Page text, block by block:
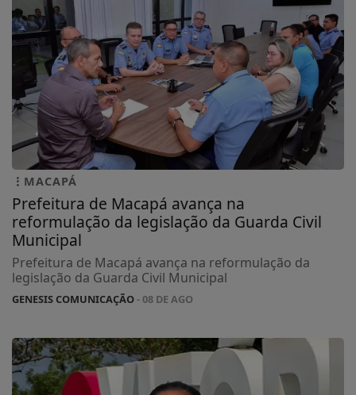
MACAPÁ
Prefeitura de Macapá avança na
reformulação da legislação da Guarda Civil
Municipal
Prefeitura de Macapá avança na reformulação da
legislação da Guarda Civil Municipal
GENESIS COMUNICAÇÃO- 08 DE AGO